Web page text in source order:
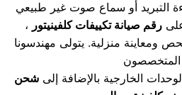
التبريد أو سماع صوت غير طبيعي
رقم صيانة تكييفات كلفينيتور
ومعاينة منزلية. يتولى مهندسونا
المتخصصون
الخارجية بالإضافة إلى شحن